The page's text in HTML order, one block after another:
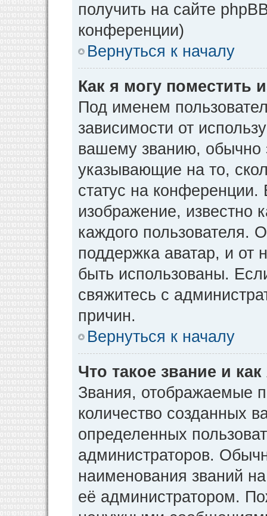
получить на сайте
конференции)
Вернуться к началу
Как я могу поместить
Под именем
зависимости от
вашему званию, обычно
указывающие на то,
статус на
изображение, известно
каждого пользователя.
поддержка аватар, и от
быть использованы.
свяжитесь с
причин.
Вернуться к началу
Что такое звание и
Звания, отображаемые
количество созданных
определенных
администраторов.
наименования званий
её администратором.